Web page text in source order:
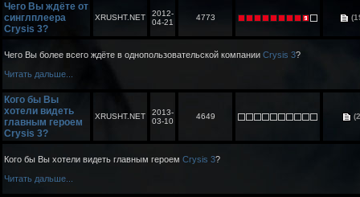
Чего Вы ждёте от
синглплеера
Crysis 3?
XRUSHT.NET
2012-
04-21
4773
Чего Вы более всего ждёте в однопользовательской компании Crysis 3?
Читать дальше...
Кого бы Вы
хотели видеть
главным героем
Crysis 3?
XRUSHT.NET
2013-
03-10
4649
Кого бы Вы хотели видеть главным героем Crysis 3?
Читать дальше...